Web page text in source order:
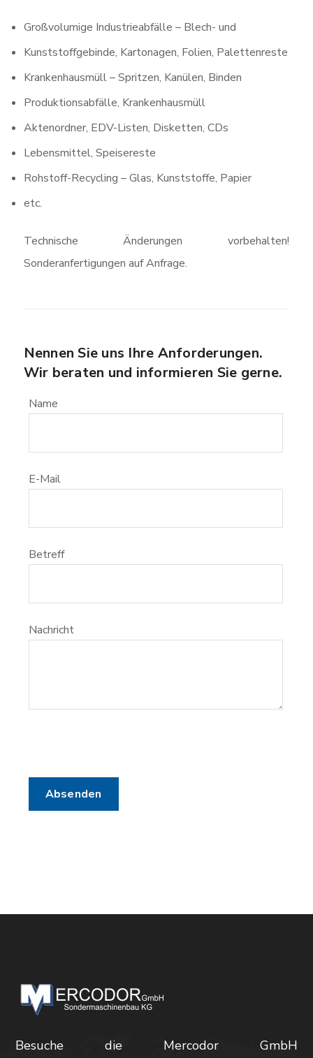
Großvolumige Industrieabfälle – Blech- und
Kunststoffgebinde, Kartonagen, Folien, Palettenreste
Krankenhausmüll – Spritzen, Kanülen, Binden
Produktionsabfälle, Krankenhausmüll
Aktenordner, EDV-Listen, Disketten, CDs
Lebensmittel, Speisereste
Rohstoff-Recycling – Glas, Kunststoffe, Papier
etc.
Technische Änderungen vorbehalten!
Sonderanfertigungen auf Anfrage.
Nennen Sie uns Ihre Anforderungen.
Wir beraten und informieren Sie gerne.
Name
E-Mail
Betreff
Nachricht
Besuche die Mercodor GmbH